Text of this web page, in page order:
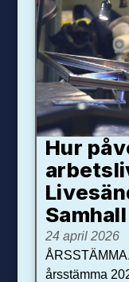
Hur
Samhall
24 april 2026
årsstämma